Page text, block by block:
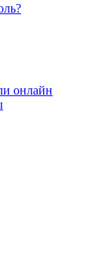
онлайн